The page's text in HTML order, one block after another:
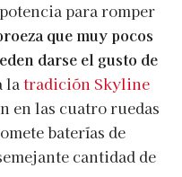
para romper
que muy pocos
darse el gusto de
latradición Skyline
en las cuatro ruedas
baterías de
cantidad de